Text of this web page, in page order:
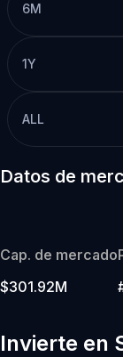
6M
1Y
ALL
Datos de
Cap. de mercado
$301.92M
Invierte en